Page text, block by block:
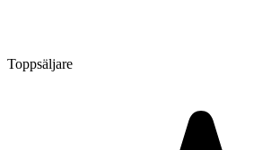
Toppsäljare